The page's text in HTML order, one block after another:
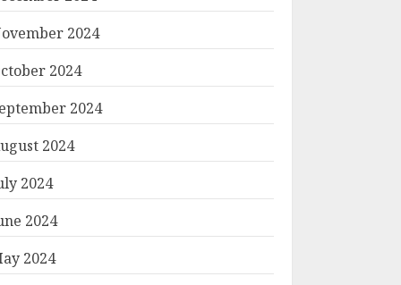
2024
2024
2024
2024
2024
2024
2024